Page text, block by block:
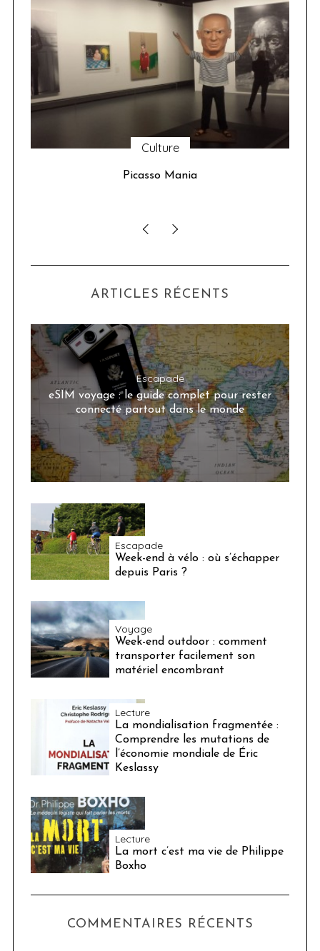
Culture
Picasso Mania
ARTICLES RÉCENTS
Escapade
eSIM voyage : le guide complet pour rester
connecté partout dans le monde
Escapade
Week-end à vélo : où s’échapper
depuis Paris ?
Voyage
Week-end outdoor : comment
transporter facilement son
matériel encombrant
Lecture
La mondialisation fragmentée :
Comprendre les mutations de
l’économie mondiale de Éric
Keslassy
Lecture
La mort c’est ma vie de Philippe
Boxho
COMMENTAIRES RÉCENTS